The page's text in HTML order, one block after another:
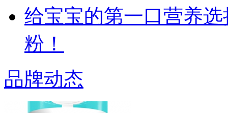
给宝宝的第一口营养
粉！
品牌动态